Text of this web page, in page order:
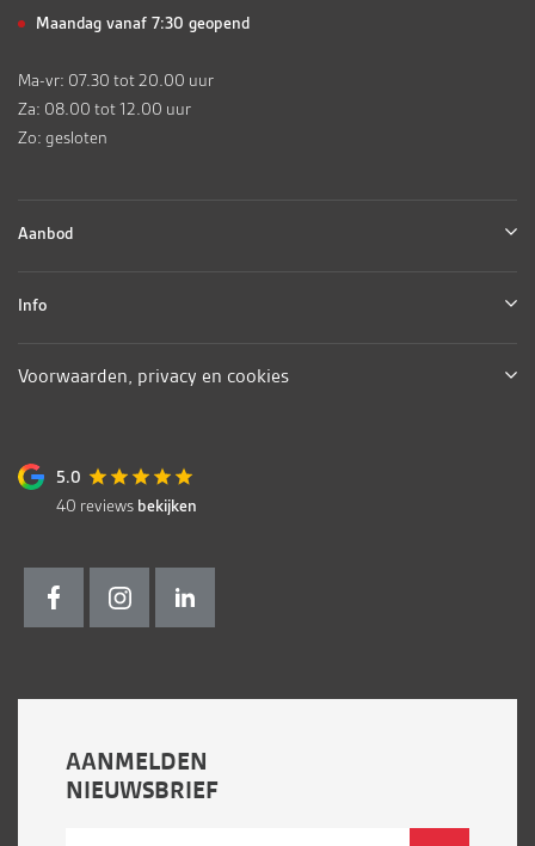
AANMELDEN
NIEUWSBRIEF
Maandag vanaf 7:30 geopend
Ma-vr: 07.30 tot 20.00 uur
Za: 08.00 tot 12.00 uur
Zo: gesloten
Aanbod
Info
5.0
40 reviews bekijken
Voorwaarden, privacy en cookies